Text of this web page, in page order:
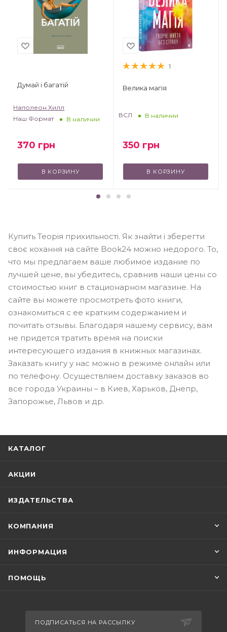
Думай і багатій
Наполеон Хилл
Наш Формат
В наличии
370 грн
В КОРЗИНУ
1
Велика магія
ВСЛ В наличии
350 грн
В КОРЗИНУ
Купить Теорія прихильності. Як знайти і зберегти
своє кохання на сайте Book24 можно недорого. То,
что мы предлагаем ваше любимое издание по
лучшей цене, вы убедитесь, сравнив наши цены со
стоимостью книг в стационарном магазине. На
сайте вы можете просмотреть фото книги,
ознакомиться с ее кратким содержанием и
почитать отзывы. Благодаря нашему сервису, вам
не придется тратить время на поиски
интересующего издания в книжных магазинах.
Заказать книгу у нас можно в режиме онлайн или
по телефону. Осуществляем доставку заказов во
все города Украины – в Киев, Харьков, Днепр,
Запорожье, Львов и др.
КАТАЛОГ
АКЦИИ
ИЗДАТЕЛЬСТВА
КОМПАНИЯ
ИНФОРМАЦИЯ
ПОМОЩЬ
ПОДПИСАТЬСЯ НА РАССЫЛКУ